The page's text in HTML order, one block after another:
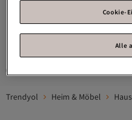
Trendyol Heim & Möbel
Cookie-
Alle